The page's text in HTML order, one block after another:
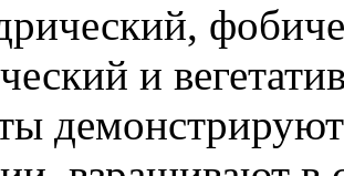
и